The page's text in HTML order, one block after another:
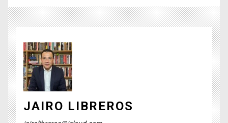
JAIRO LIBREROS